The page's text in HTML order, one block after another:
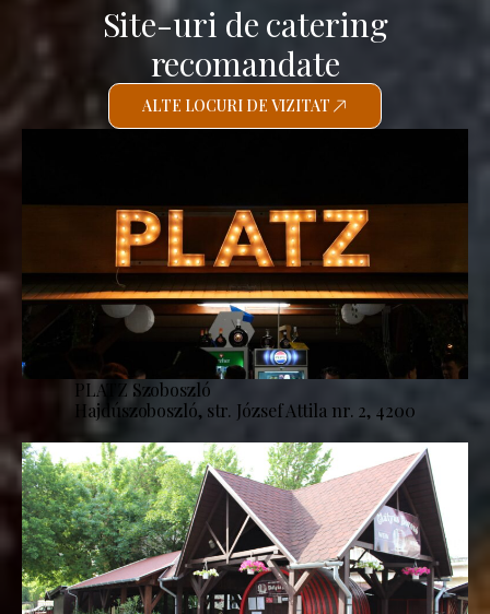
Site-uri de catering
recomandate
ALTE LOCURI DE VIZITAT
PLATZ Szoboszló
Hajdúszoboszló, str. József Attila nr. 2, 4200